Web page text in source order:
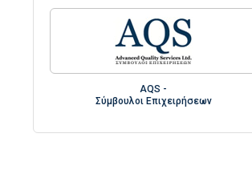
AQS -
Σύμβουλοι Επιχειρήσεων